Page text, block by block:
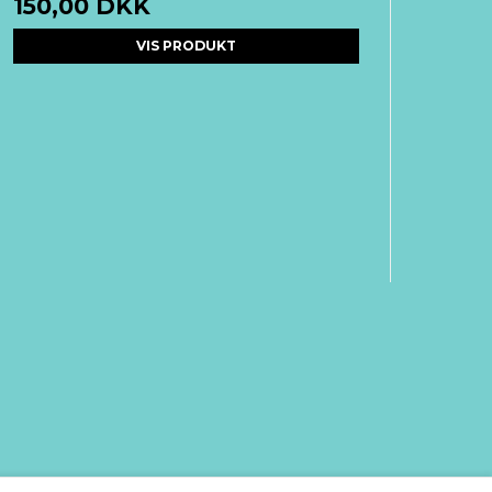
150,00 DKK
VIS PRODUKT